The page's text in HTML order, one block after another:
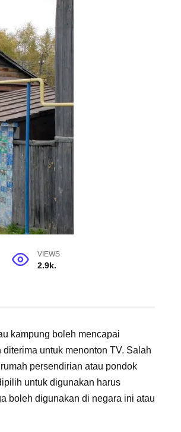
VIEWS
2.9k.
kampung boleh mencapai
untuk menonton TV. Salah
persendirian atau pondok
untuk digunakan harus
boleh digunakan di negara ini atau